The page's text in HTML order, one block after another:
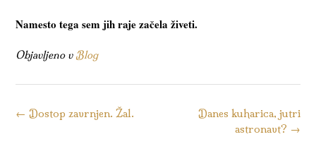
Namesto tega sem jih raje začela živeti.
Objavljeno v Blog
Kazalo
Danes kuharica, jutri
astronavt? →
← Dostop zavrnjen. Žal.